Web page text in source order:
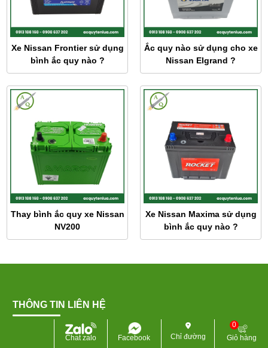
Xe Nissan Frontier sử dụng
bình ắc quy nào ?
Ắc quy nào sử dụng cho xe
Nissan Elgrand ?
Thay bình ắc quy xe Nissan
NV200
Xe Nissan Maxima sử dụng
bình ắc quy nào ?
THÔNG TIN LIÊN HỆ
CÔNG TY TNHH ẮC QUY TÊN LỬA
Chat zalo Facebook Chỉ đường Giỏ hàng
0